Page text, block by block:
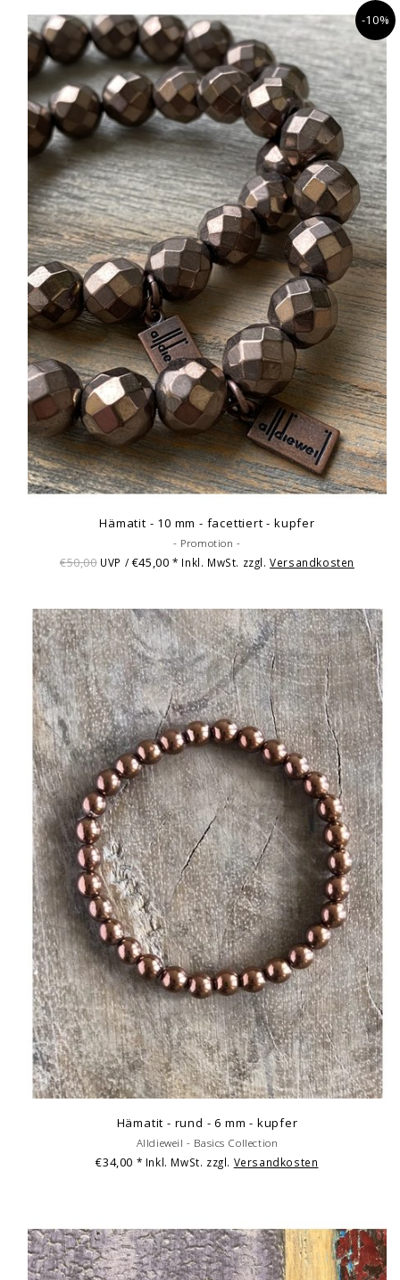
-10%
Hämatit - 10 mm - facettiert - kupfer
- Promotion -
€50,00 UVP / €45,00* Inkl. MwSt. zzgl.Versandkosten
Hämatit - rund - 6 mm - kupfer
Alldieweil - Basics Collection
€34,00 * Inkl. MwSt. zzgl. Versandkosten